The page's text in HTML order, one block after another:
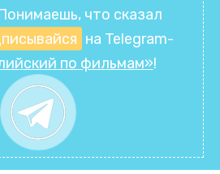
что сказал
на Telegram-
по фильмам»!